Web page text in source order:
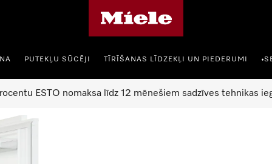
PUTEKĻU SŪCĒJI TĪRĪŠANAS LĪDZEKĻI UN PIEDERUMI •
ESTO nomaksa līdz 12 mēnešiem sadzīves tehnikas